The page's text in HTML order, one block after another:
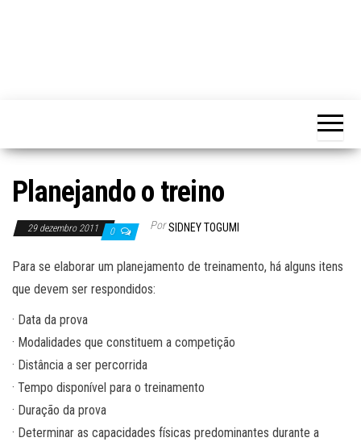
Planejando o treino
29 dezembro 2011 0 Por SIDNEY TOGUMI
Para se elaborar um planejamento de treinamento, há alguns itens
que devem ser respondidos:
· Data da prova
· Modalidades que constituem a competição
· Distância a ser percorrida
· Tempo disponível para o treinamento
· Duração da prova
· Determinar as capacidades físicas predominantes durante a